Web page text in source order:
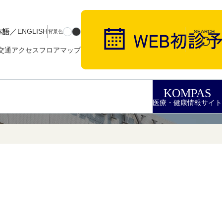
語／ENGLISH背景色
通アクセスフロアマップ
SEARCH
KOMPAS
医療・健康情報サイト